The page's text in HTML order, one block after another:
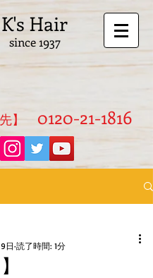
K's Hair
since 1937
先】 0120-21-1816
日 読了時間: 1分